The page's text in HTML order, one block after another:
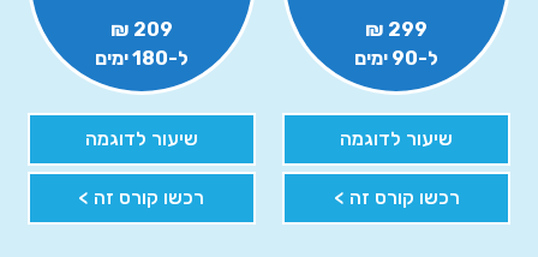
299 ₪
ל-90 ימים
שיעור לדוגמה
רכשו קורס זה >
209 ₪
ל-180 ימים
שיעור לדוגמה
רכשו קורס זה >